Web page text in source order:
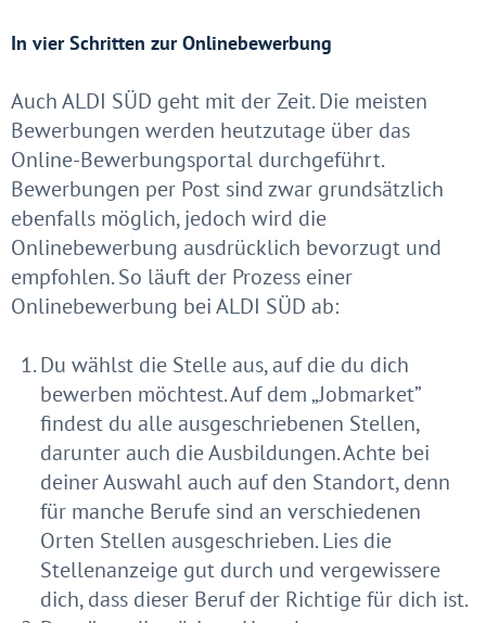
In vier Schritten zur Onlinebewerbung
Auch ALDI SÜD geht mit der Zeit. Die meisten
Bewerbungen werden heutzutage über das
Online-Bewerbungsportal durchgeführt.
Bewerbungen per Post sind zwar grundsätzlich
ebenfalls möglich, jedoch wird die
Onlinebewerbung ausdrücklich bevorzugt und
empfohlen. So läuft der Prozess einer
Onlinebewerbung bei ALDI SÜD ab:
Du wählst die Stelle aus, auf die du dich
bewerben möchtest. Auf dem „Jobmarket”
findest du alle ausgeschriebenen Stellen,
darunter auch die Ausbildungen. Achte bei
deiner Auswahl auch auf den Standort, denn
für manche Berufe sind an verschiedenen
Orten Stellen ausgeschrieben. Lies die
Stellenanzeige gut durch und vergewissere
dich, dass dieser Beruf der Richtige für dich ist.